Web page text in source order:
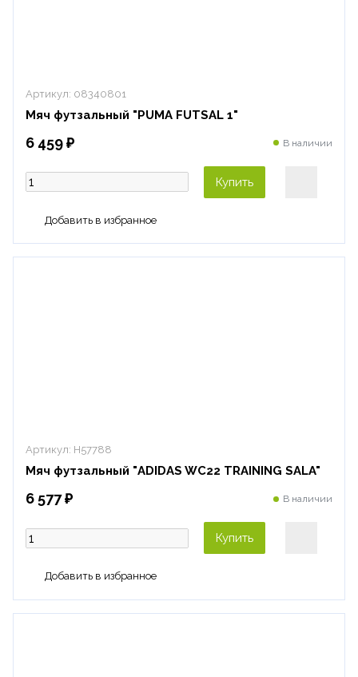
Артикул: 08340801
Мяч футзальный "PUMA FUTSAL 1"
6 459 ₽ В наличии
Купить
Артикул: H57788
Мяч футзальный "ADIDAS WC22 TRAINING SALA"
6 577 ₽ В наличии
Купить